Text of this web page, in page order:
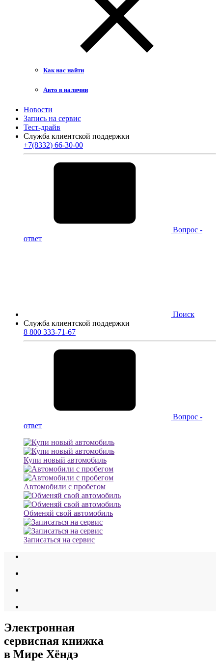
Как нас найти
Авто в наличии
Новости
Запись на сервис
Тест-драйв
Служба клиентской поддержки
+7(8332) 66-30-00
Вопрос -
ответ
Поиск
Служба клиентской поддержки
8 800 333-71-67
Вопрос -
ответ
Купи новый автомобиль
Автомобили с пробегом
Обменяй свой автомобиль
Записаться на сервис
Электронная
сервисная книжка
в Мире Хёндэ